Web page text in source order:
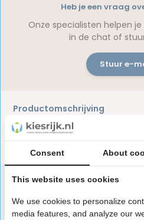
Productomschrijving
Reviews
Heb je een vraag
Onze specialisten helpen
in de chat of
Stuur e-
Speciaal
Consent About
This website uses cookies
We use cookies to personalize
media features, and analyze our